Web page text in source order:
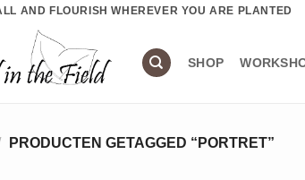
AND FLOURISH WHEREVER YOU ARE PLANTED
SHOP
PRODUCTEN GETAGGED “PORTRET”